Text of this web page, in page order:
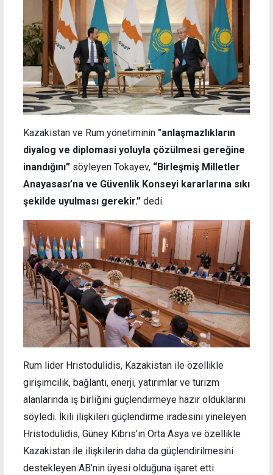
Kazakistan ve Rum yönetiminin "anlaşmazlıkların
diyalog ve diplomasi yoluyla çözülmesi gereğine
inandığını” söyleyen Tokayev, “Birleşmiş Milletler
Anayasası’na ve Güvenlik Konseyi kararlarına sıkı
şekilde uyulması gerekir.” dedi.
Rum lider Hristodulidis, Kazakistan ile özellikle
girişimcilik, bağlantı, enerji, yatırımlar ve turizm
alanlarında iş birliğini güçlendirmeye hazır olduklarını
söyledi. İkili ilişkileri güçlendirme iradesini yineleyen
Hristodulidis, Güney Kıbrıs’ın Orta Asya ve özellikle
Kazakistan ile ilişkilerin daha da güçlendirilmesini
destekleyen AB’nin üyesi olduğuna işaret etti.